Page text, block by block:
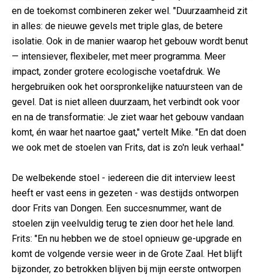
en de toekomst combineren zeker wel. "Duurzaamheid zit
in alles: de nieuwe gevels met triple glas, de betere
isolatie. Ook in de manier waarop het gebouw wordt benut
— intensiever, flexibeler, met meer programma. Meer
impact, zonder grotere ecologische voetafdruk. We
hergebruiken ook het oorspronkelijke natuursteen van de
gevel. Dat is niet alleen duurzaam, het verbindt ook voor
en na de transformatie: Je ziet waar het gebouw vandaan
komt, én waar het naartoe gaat," vertelt Mike. "En dat doen
we ook met de stoelen van Frits, dat is zo'n leuk verhaal."
De welbekende stoel - iedereen die dit interview leest
heeft er vast eens in gezeten - was destijds ontworpen
door Frits van Dongen. Een succesnummer, want de
stoelen zijn veelvuldig terug te zien door het hele land.
Frits: "En nu hebben we de stoel opnieuw ge-upgrade en
komt de volgende versie weer in de Grote Zaal. Het blijft
bijzonder, zo betrokken blijven bij mijn eerste ontworpen